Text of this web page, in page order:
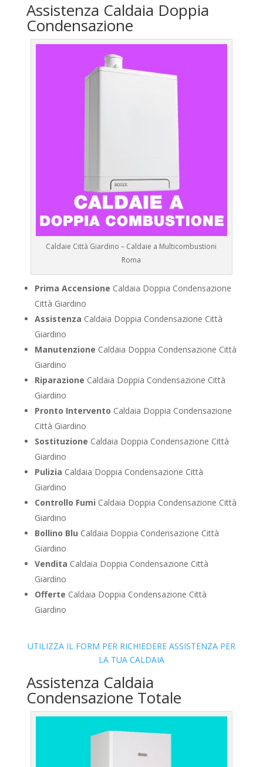
Assistenza Caldaia Doppia
Condensazione
Caldaie Città Giardino – Caldaie a Multicombustioni
Roma
Prima Accensione Caldaia Doppia Condensazione
Città Giardino
Assistenza Caldaia Doppia Condensazione Città
Giardino
Manutenzione Caldaia Doppia Condensazione Città
Giardino
Riparazione Caldaia Doppia Condensazione Città
Giardino
Pronto Intervento Caldaia Doppia Condensazione
Città Giardino
Sostituzione Caldaia Doppia Condensazione Città
Giardino
Pulizia Caldaia Doppia Condensazione Città
Giardino
Controllo Fumi Caldaia Doppia Condensazione Città
Giardino
Bollino Blu Caldaia Doppia Condensazione Città
Giardino
Vendita Caldaia Doppia Condensazione Città
Giardino
Offerte Caldaia Doppia Condensazione Città
Giardino
UTILIZZA IL FORM PER RICHIEDERE ASSISTENZA PER
LA TUA CALDAIA
Assistenza Caldaia
Condensazione Totale